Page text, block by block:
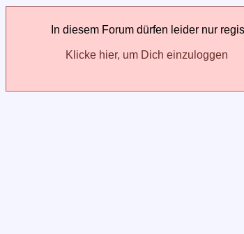
In diesem Forum dürfen leider nur
Klicke hier, um Dich einzuloggen